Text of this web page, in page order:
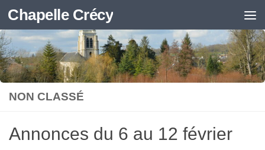
Skip to content
Chapelle Crécy
NON CLASSÉ
Annonces du 6 au 12 février